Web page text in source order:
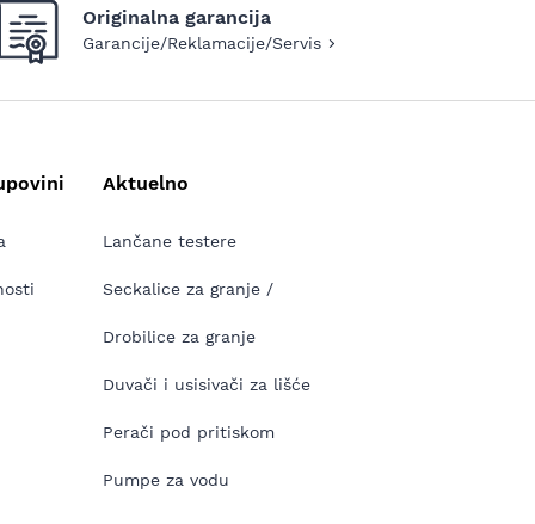
Originalna garancija
Garancije/Reklamacije/Servis
Aktuelno
Lančane testere
Seckalice za granje /
Drobilice za granje
Duvači i usisivači za lišće
Perači pod pritiskom
Pumpe za vodu